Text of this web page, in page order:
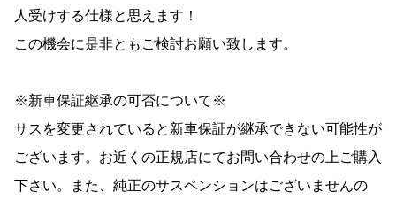
人受けする仕様と思えます！
この機会に是非ともご検討お願い致します。
※新車保証継承の可否について※
サスを変更されていると新車保証が継承できない可能性が
ございます。お近くの正規店にてお問い合わせの上ご購入
下さい。また、純正のサスペンションはございませんの